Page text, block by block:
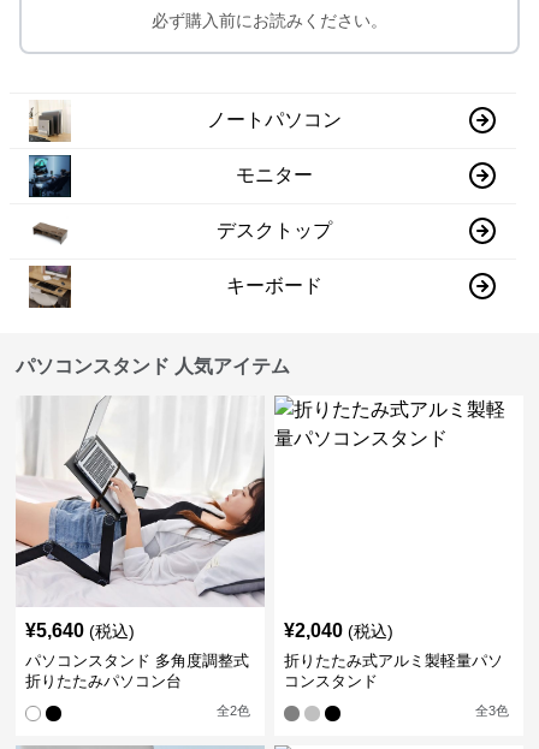
必ず購入前にお読みください。
ノートパソコン
モニター
デスクトップ
キーボード
パソコンスタンド 人気アイテム
¥5,640 (税込)
パソコンスタンド 多角度調整式
折りたたみパソコン台
全2色
¥2,040 (税込)
折りたたみ式アルミ製軽量パソ
コンスタンド
全3色